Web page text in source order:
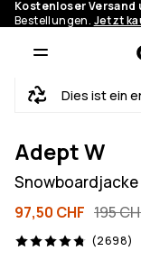
Kostenloser Versand
Bestellungen. Jetzt
Dies ist ein
Adept W
Snowboardjacke
97,50 CHF 195
(2698)
2698 Reviews, 4.8/5